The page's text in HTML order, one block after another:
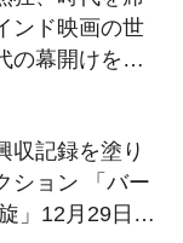
ンド映画の世
の幕開けを告
収記録を塗り
ション 「バー
」12月29日公